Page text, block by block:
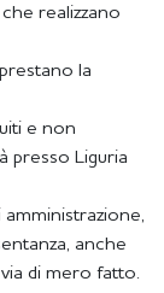
realizzano
la
e non
presso Liguria
anche
di mero fatto.